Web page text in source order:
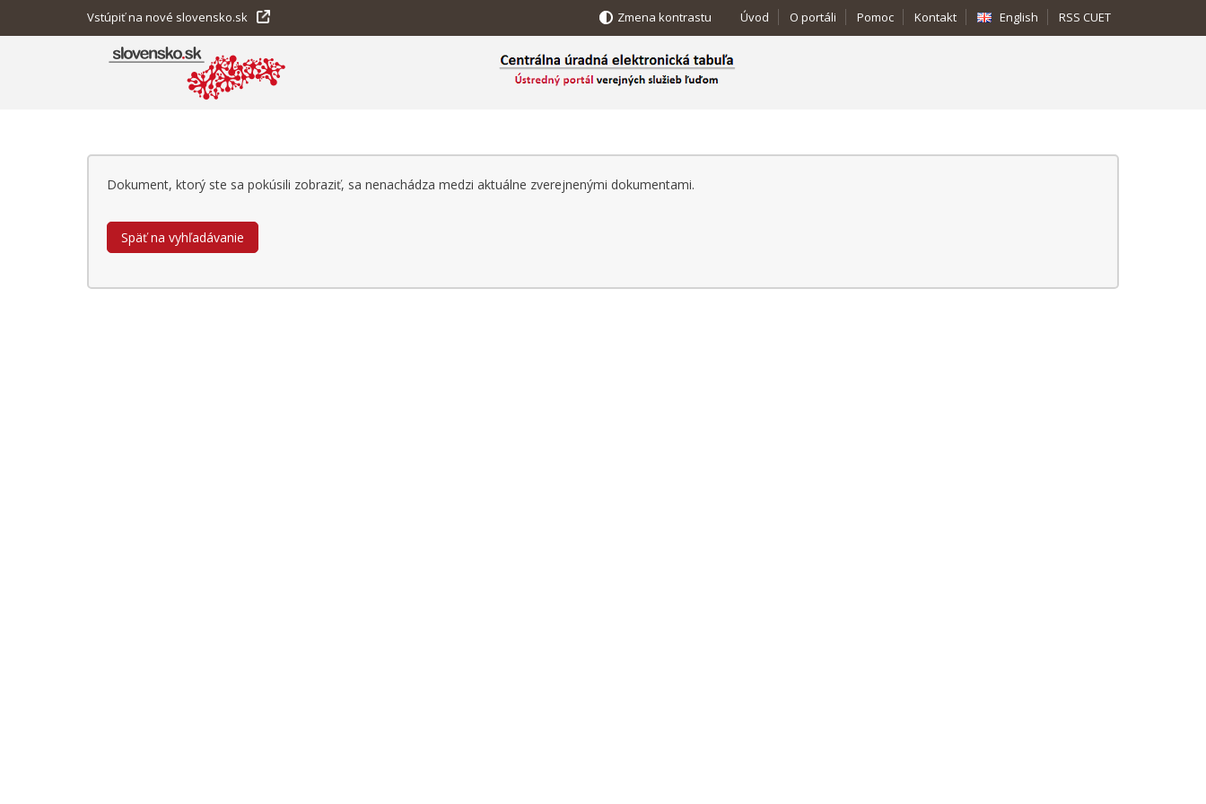
Vstúpiť na nové slovensko.sk Zmena kontrastu Úvod O portáli Pomoc Kontakt English RSS CUET
Dokument, ktorý ste sa pokúsili zobraziť, sa nenachádza medzi aktuálne zverejnenými dokumentami.
Späť na vyhľadávanie